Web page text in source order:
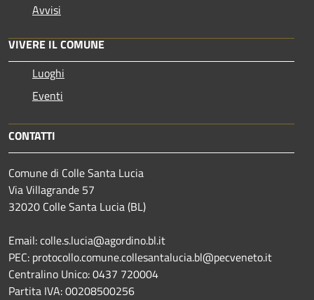
Avvisi
VIVERE IL COMUNE
Luoghi
Eventi
CONTATTI
Comune di Colle Santa Lucia
Via Villagrande 57
32020 Colle Santa Lucia (BL)
Email: colle.s.lucia@agordino.bl.it
PEC: protocollo.comune.collesantalucia.bl@pecveneto.it
Centralino Unico: 0437 720004
Partita IVA: 00208500256